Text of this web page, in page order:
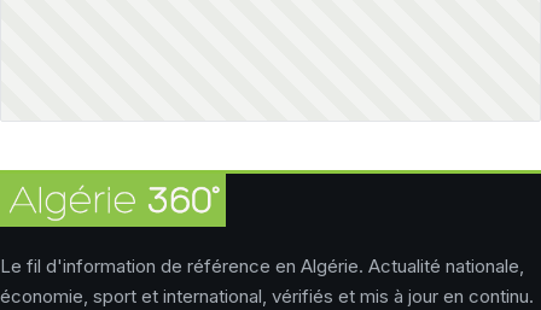
Le fil d'information de référence en Algérie. Actualité nationale,
économie, sport et international, vérifiés et mis à jour en continu.